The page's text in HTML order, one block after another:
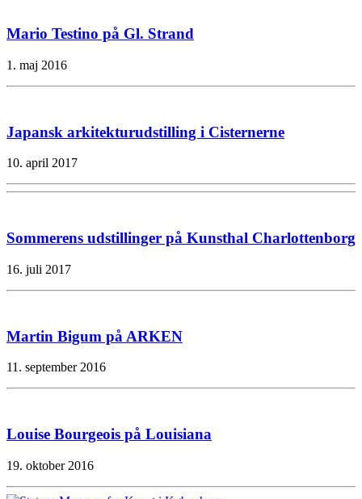
Mario Testino på Gl. Strand
1. maj 2016
Japansk arkitekturudstilling i Cisternerne
10. april 2017
Sommerens udstillinger på Kunsthal Charlottenborg
16. juli 2017
Martin Bigum på ARKEN
11. september 2016
Louise Bourgeois på Louisiana
19. oktober 2016